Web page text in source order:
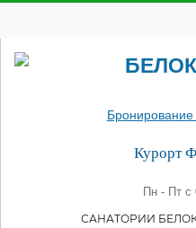
Бронирование
Курорт
Пн - Пт с
САНАТОРИИ